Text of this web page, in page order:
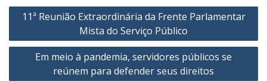
Navegação
Post
11ª Reunião Extraordinária da Frente Parlamentar
Mista do Serviço Público
Em meio à pandemia, servidores públicos se
reúnem para defender seus direitos